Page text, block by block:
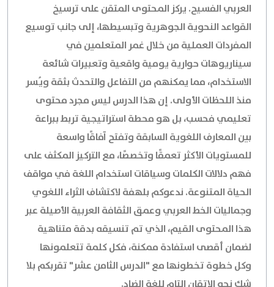
العربي الفسيح. يركز المحتوى المتقن على ترسيخ
القواعد النحوية الجوهرية وتبسيطها، إلى جانب توسيع
المفردات العملية من خلال غمر المتعلمين في
سيناريوهات حوارية يومية واقعية وتعبيرات شائعة
الاستخدام، مما يمكنهم من التفاعل والتحدث بثقة ويُسر
منذ اللحظات الأولى. إن هذا الدرس ليس مجرد محتوى
تعليمي فحسب، بل هو محطة استراتيجية تربط ببراعة
بين المعارف اللغوية السابقة وتفتح آفاقًا واسعة
للمستويات الأكثر تعمقًا وتخصصًا، مع التركيز المكثف على
فهم دلالات الكلمات وسياقات استخدام اللغة في مواقف
الحياة المتنوعة. ندعوكم بلهفة لاكتشاف الثراء اللغوي
وجماليات الخط العربي وعمق الثقافة العربية الأصيلة عبر
هذا المحتوى القيم، الذي تم تنسيقه بدقة متناهية
لضمان أقصى استفادة ممكنة، فكل كلمة تتعلمونها
وكل خطوة تخطونها مع "الدرس الثامن عشر" تقربكم بلا